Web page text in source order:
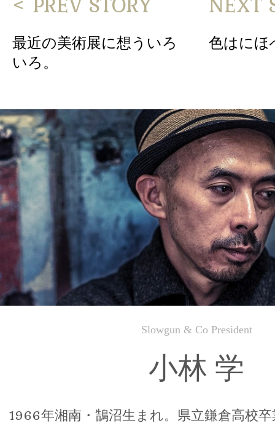
最近の美術展に想ういろ
いろ。
色はにほ
Slowgun & Co President
小林 学
1966年湘南・鵠沼生まれ。県立鎌倉高校